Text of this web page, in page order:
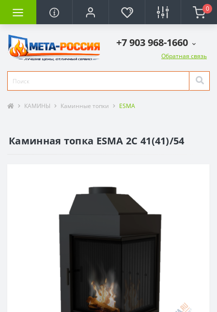
0
+7 903 968-1660
Обратная связь
КАМИНЫ Каминные топки ESMA
Каминная топка ESMA 2С 41(41)/54